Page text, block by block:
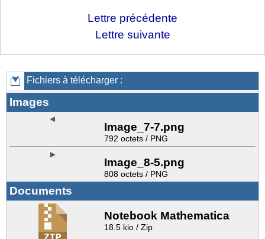
Lettre précédente
Lettre suivante
Fichiers à télécharger :
Images
Image_7-7.png
792 octets / PNG
Image_8-5.png
808 octets / PNG
Documents
Notebook Mathematica
18.5 kio / Zip